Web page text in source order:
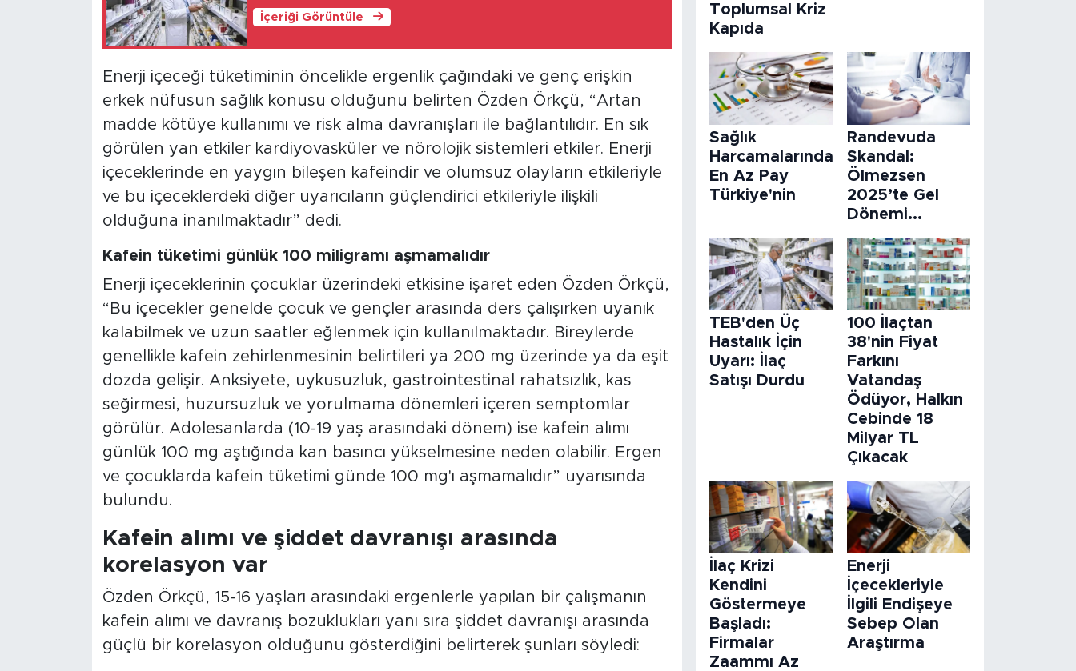
İçeriği Görüntüle
Enerji içeceği tüketiminin öncelikle ergenlik çağındaki ve genç erişkin
erkek nüfusun sağlık konusu olduğunu belirten Özden Örkçü, “Artan
madde kötüye kullanımı ve risk alma davranışları ile bağlantılıdır. En sık
görülen yan etkiler kardiyovasküler ve nörolojik sistemleri etkiler. Enerji
içeceklerinde en yaygın bileşen kafeindir ve olumsuz olayların etkileriyle
ve bu içeceklerdeki diğer uyarıcıların güçlendirici etkileriyle ilişkili
olduğuna inanılmaktadır” dedi.
Kafein tüketimi günlük 100 miligramı aşmamalıdır
Enerji içeceklerinin çocuklar üzerindeki etkisine işaret eden Özden Örkçü,
“Bu içecekler genelde çocuk ve gençler arasında ders çalışırken uyanık
kalabilmek ve uzun saatler eğlenmek için kullanılmaktadır. Bireylerde
genellikle kafein zehirlenmesinin belirtileri ya 200 mg üzerinde ya da eşit
dozda gelişir. Anksiyete, uykusuzluk, gastrointestinal rahatsızlık, kas
seğirmesi, huzursuzluk ve yorulmama dönemleri içeren semptomlar
görülür. Adolesanlarda (10-19 yaş arasındaki dönem) ise kafein alımı
günlük 100 mg aştığında kan basıncı yükselmesine neden olabilir. Ergen
ve çocuklarda kafein tüketimi günde 100 mg'ı aşmamalıdır” uyarısında
bulundu.
Kafein alımı ve şiddet davranışı arasında
korelasyon var
Özden Örkçü, 15-16 yaşları arasındaki ergenlerle yapılan bir çalışmanın
kafein alımı ve davranış bozuklukları yanı sıra şiddet davranışı arasında
güçlü bir korelasyon olduğunu gösterdiğini belirterek şunları söyledi:
Toplumsal Kriz
Kapıda
Sağlık
Harcamalarında
En Az Pay
Türkiye'nin
Randevuda
Skandal:
Ölmezsen
2025’te Gel
Dönemi...
TEB'den Üç
Hastalık İçin
Uyarı: İlaç
Satışı Durdu
100 İlaçtan
38'nin Fiyat
Farkını
Vatandaş
Ödüyor, Halkın
Cebinde 18
Milyar TL
Çıkacak
İlaç Krizi
Kendini
Göstermeye
Başladı:
Firmalar
Zaammı Az
Enerji
İçecekleriyle
İlgili Endişeye
Sebep Olan
Araştırma